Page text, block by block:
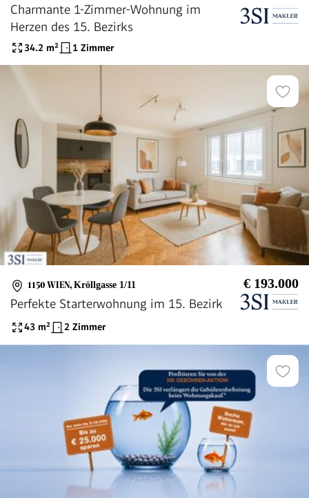
Charmante 1-Zimmer-Wohnung im
Herzen des 15. Bezirks
34.2 m² 1 Zimmer
1150 WIEN, Kröllgasse 1/11 € 193.000
Perfekte Starterwohnung im 15. Bezirk
43 m² 2 Zimmer